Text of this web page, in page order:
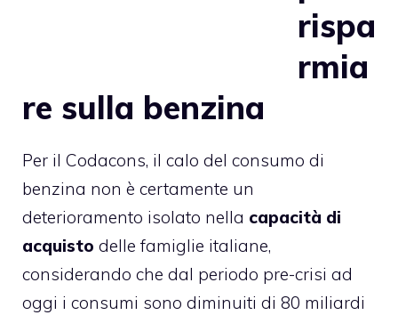
rispa
rmia
re sulla benzina
Per il Codacons, il calo del consumo di
benzina non è certamente un
deterioramento isolato nella capacità di
acquisto delle famiglie italiane,
considerando che dal periodo pre-crisi ad
oggi i consumi sono diminuiti di 80 miliardi